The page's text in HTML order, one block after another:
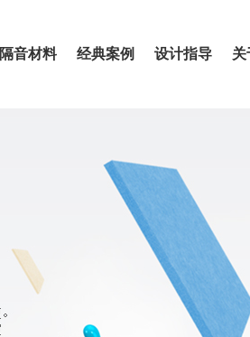
隔音材料 经典案例 设计指导 关